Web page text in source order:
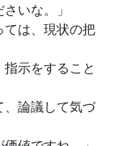
な。」
、現状の把
をすること
議して気づ